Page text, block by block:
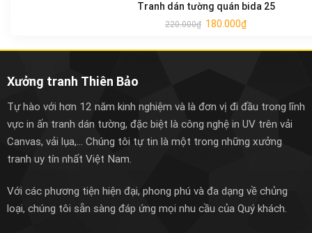
Tranh dán tường quán bida 25
220.000₫ 180.000₫
Xưởng tranh Thiên Bảo
Tự hào với hơn 12 năm kinh nghiệm và là đơn vị đi đầu trong lĩnh
vực in ấn tranh dán tường, đặc biệt là công nghệ in UV trên vải
Canvas, vải lụa,... Chúng tôi tự tin là một trong những xưởng
tranh uy tín nhất Việt Nam.
Với các phương tiện hiện đại, phong phú và đa dạng về chủng
loại, chúng tôi sẵn sàng đáp ứng mọi nhu cầu của Quý khách.